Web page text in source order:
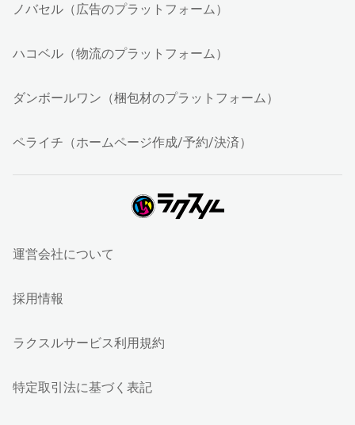
ノバセル（広告のプラットフォーム）
ハコベル（物流のプラットフォーム）
ダンボールワン（梱包材のプラットフォーム）
ペライチ（ホームページ作成/予約/決済）
運営会社について
採用情報
ラクスルサービス利用規約
特定取引法に基づく表記